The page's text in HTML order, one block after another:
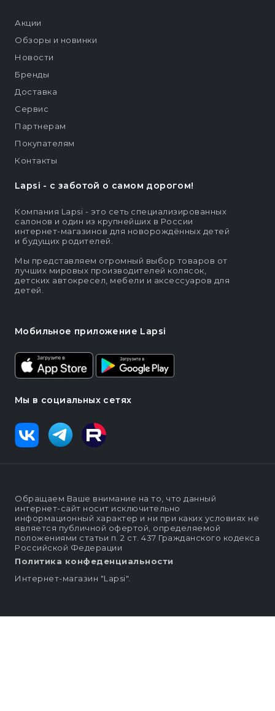
Lapsi - c заботой о самом дорогом!
Компания Lapsi - это сеть специализированных
салонов и один из крупнейших в России
интернет-магазинов для новорождённых детей
и будущих родителей.
Мы представляем огромный выбор товаров от
лучших мировых производителей колясок,
детских автокресел, мебели и аксессуаров для
детей.
Мобильное приложение Lapsi
Мы в социальных сетях
Акции
Обзоры и новинки
Новости
Бренды
Доставка
Сервис
Партнерам
Покупателям
Контакты
Обращаем Ваше внимание на то, что данный
интернет-сайт носит исключительно
информационный характер и ни при каких условиях не
является публичной офертой, определяемой
положениями статьи п. 2 ст. 437 Гражданского кодекса
Российской Федерации
Политика конфеденциальности
Интернет-магазин "Lapsi".